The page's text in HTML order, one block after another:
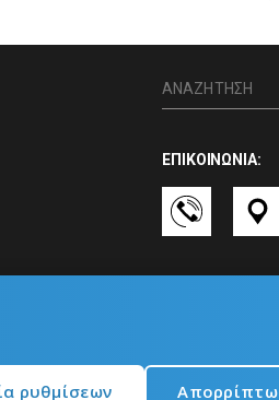
ΕΠΙΚΟΙΝΩΝΙΑ:
ρυθμίσεων Απορρίπτω